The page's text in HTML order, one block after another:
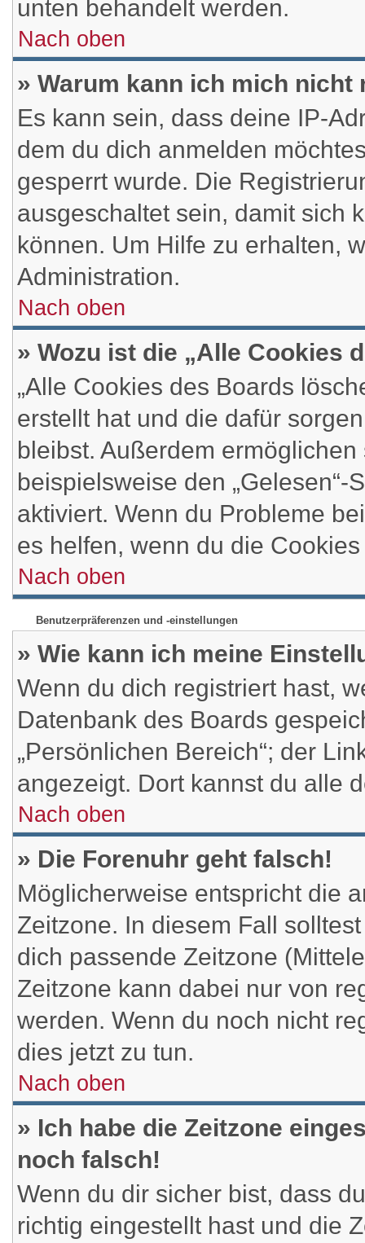
unten behandelt werden.
Nach oben
» Warum kann ich mich nicht
Es kann sein, dass deine IP-
dem du dich anmelden
gesperrt wurde. Die
ausgeschaltet sein, damit sich
können. Um Hilfe zu erhalten,
Administration.
Nach oben
» Wozu ist die „Alle Cookies
„Alle Cookies des Boards
erstellt hat und die dafür
bleibst. Außerdem
beispielsweise den
aktiviert. Wenn du Probleme
es helfen, wenn du die
Nach oben
Benutzerpräferenzen und -einstellungen
» Wie kann ich meine
Wenn du dich registriert hast,
Datenbank des Boards
„Persönlichen Bereich“; der
angezeigt. Dort kannst du alle
Nach oben
» Die Forenuhr geht falsch!
Möglicherweise entspricht die
Zeitzone. In diesem Fall
dich passende Zeitzone
Zeitzone kann dabei nur von
werden. Wenn du noch nicht
dies jetzt zu tun.
Nach oben
» Ich habe die Zeitzone
noch falsch!
Wenn du dir sicher bist, dass
richtig eingestellt hast und die